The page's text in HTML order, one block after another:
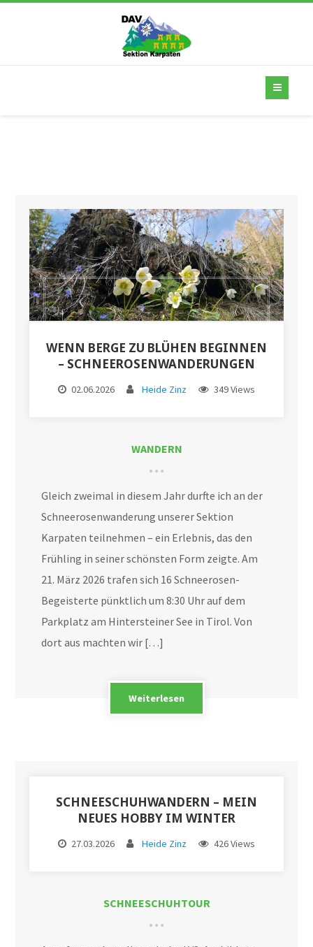
WENN BERGE ZU BLÜHEN BEGINNEN
– SCHNEEROSENWANDERUNGEN
02.06.2026 Heide Zinz 349 Views
WANDERN
Gleich zweimal in diesem Jahr durfte ich an der
Schneerosenwanderung unserer Sektion
Karpaten teilnehmen – ein Erlebnis, das den
Frühling in seiner schönsten Form zeigte. Am
21. März 2026 trafen sich 16 Schneerosen-
Begeisterte pünktlich um 8:30 Uhr auf dem
Parkplatz am Hintersteiner See in Tirol. Von
dort aus machten wir […]
Weiterlesen
SCHNEESCHUHWANDERN – MEIN
NEUES HOBBY IM WINTER
27.03.2026 Heide Zinz 426 Views
SCHNEESCHUHTOUR